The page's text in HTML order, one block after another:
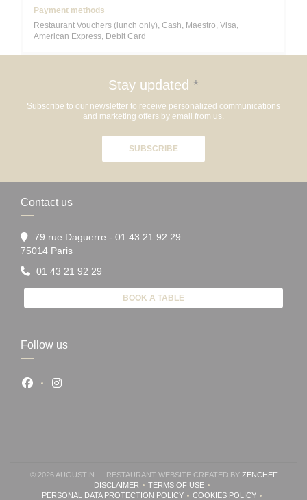
Payment methods
Restaurant Vouchers (lunch only), Cash, Maestro, Visa,
American Express, Debit Card
Stay updated *
Subscribe to our newsletter to receive personalized communications
and marketing offers by email from us.
SUBSCRIBE
Contact us
79 rue Daguerre - 01 43 21 92 29
75014 Paris((opens in a new window))
01 43 21 92 29
BOOK A TABLE
Follow us
Facebook ((opens in a new window))
Instagram ((opens in a new window))
© 2026 AUGUSTIN — RESTAURANT WEBSITE CREATED BY ZENCHEF
DISCLAIMER((OPENS IN A NEW WINDOW))
TERMS OF USE((OPENS IN A NEW WINDOW))
PERSONAL DATA PROTECTION POLICY COOKIES POLICY